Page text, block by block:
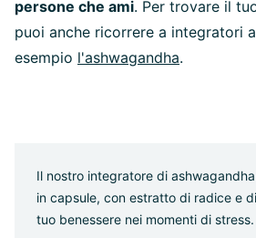
persone che ami. Per trovare il
puoi anche ricorrere a integratori
esempio l'ashwagandha.
Il nostro integratore di
in capsule, con estratto di radice e
tuo benessere nei momenti di stress.